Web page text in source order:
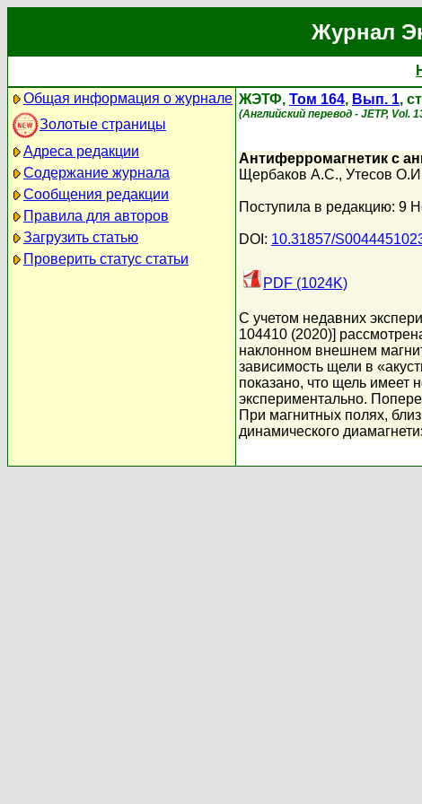
Журнал
Общая информация о журнале
Золотые страницы
Адреса редакции
Содержание журнала
Сообщения редакции
Правила для авторов
Загрузить статью
Проверить статус статьи
ЖЭТФ, Том 164, Вып. 1,
(Английский перевод - JETP, Vol.
Антиферромагнетик с
Щербаков А.С., Утесов
Поступила в редакцию: 9
DOI: 10.31857/
PDF (1024K)
С учетом недавних
104410 (2020)]
наклонном внешнем
зависимость щели в
показано, что щель имеет
экспериментально.
При магнитных полях,
динамического